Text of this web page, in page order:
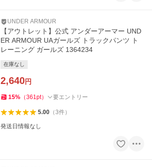
UNDER ARMOUR
【アウトレット】公式 アンダーアーマー UND
ER ARMOUR UAガールズ トラックパンツ ト
レーニング ガールズ 1364234
在庫なし
2,640円
15% （361pt） 要エントリー
5.00（3件）
発送日情報なし